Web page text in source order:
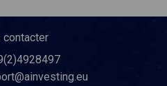
contacter